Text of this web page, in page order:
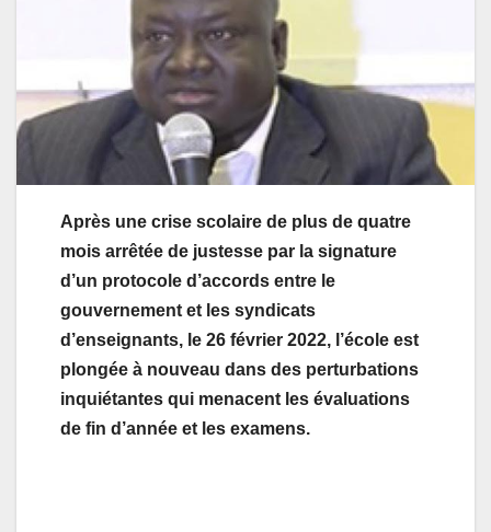
Après une crise scolaire de plus de quatre
mois arrêtée de justesse par la signature
d’un protocole d’accords entre le
gouvernement et les syndicats
d’enseignants, le 26 février 2022, l’école est
plongée à nouveau dans des perturbations
inquiétantes qui menacent les évaluations
de fin d’année et les examens.